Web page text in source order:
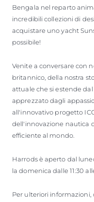
Bengala nel reparto
incredibili collezioni di
acquistare uno yacht
possibile!
Venite a conversare con
britannico, della nostra
attuale che si estende
apprezzato dagli
all'innovativo progetto
dell'innovazione nautica
efficiente al mondo.
Harrods è aperto dal
la domenica dalle 11:30
Per ulteriori